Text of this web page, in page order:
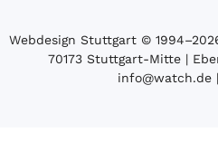
Webdesign Stuttgart ©
70173 Stuttgart-Mitte |
info@watch.de |